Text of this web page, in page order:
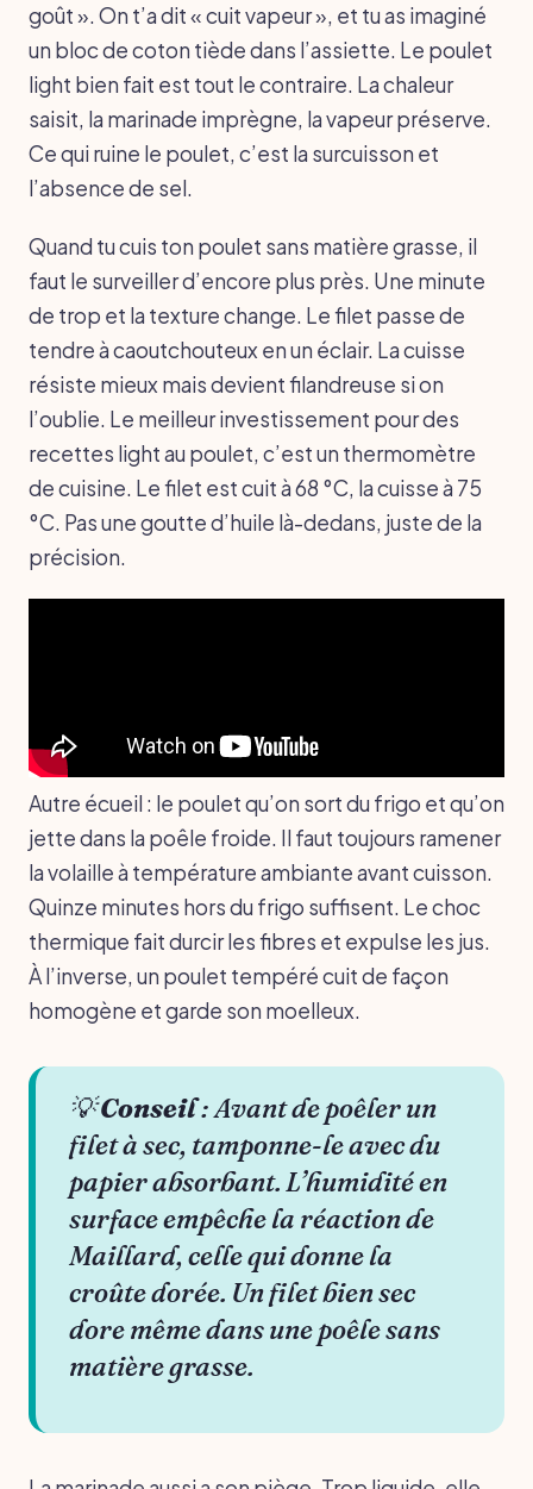
goût ». On t’a dit « cuit vapeur », et tu as imaginé
un bloc de coton tiède dans l’assiette. Le poulet
light bien fait est tout le contraire. La chaleur
saisit, la marinade imprègne, la vapeur préserve.
Ce qui ruine le poulet, c’est la surcuisson et
l’absence de sel.
Quand tu cuis ton poulet sans matière grasse, il
faut le surveiller d’encore plus près. Une minute
de trop et la texture change. Le filet passe de
tendre à caoutchouteux en un éclair. La cuisse
résiste mieux mais devient filandreuse si on
l’oublie. Le meilleur investissement pour des
recettes light au poulet, c’est un thermomètre
de cuisine. Le filet est cuit à 68 °C, la cuisse à 75
°C. Pas une goutte d’huile là-dedans, juste de la
précision.
Autre écueil : le poulet qu’on sort du frigo et qu’on
jette dans la poêle froide. Il faut toujours ramener
la volaille à température ambiante avant cuisson.
Quinze minutes hors du frigo suffisent. Le choc
thermique fait durcir les fibres et expulse les jus.
À l’inverse, un poulet tempéré cuit de façon
homogène et garde son moelleux.
💡Conseil: Avant de poêler un
filet à sec, tamponne-le avec du
papier absorbant. L’humidité en
surface empêche la réaction de
Maillard, celle qui donne la
croûte dorée. Un filet bien sec
dore même dans une poêle sans
matière grasse.